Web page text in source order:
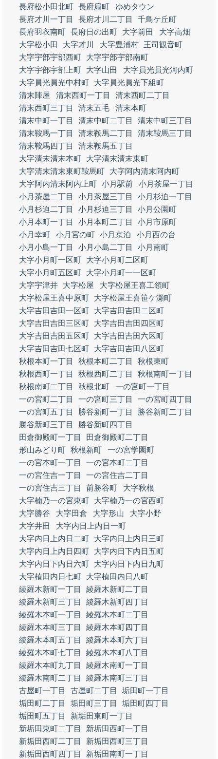
長府松小田北町 長府扇町
ゆめタウン
長府才川一丁目
長府才川二丁目
千鳥ケ丘町
長府羽衣南町 長府日の出町 大字前田
大字高畑
大字松小田
大字才川 大字豊浦村
王司観音町
大字宇部宇部西町
大字宇部宇部南町
大字宇部宇部上町
大字山田
大字員光員光河内町
大字員光員光中村町
大字員光員光下組町
清末陣屋
清末西町一丁目
清末西町二丁目
清末西町三丁目
清末五毛
清末本町
清末中町一丁目
清末中町二丁目
清末中町三丁目
清末鞍馬一丁目
清末鞍馬二丁目
清末鞍馬三丁目
清末鞍馬四丁目
清末鞍馬五丁目
大字清末清末本町
大字清末清末東町
大字清末清末東町鞍馬町
大字阿内清末阿内町
大字阿内清末阿内上町 小月駅前
小月茶屋一丁目
小月茶屋二丁目
小月茶屋三丁目
小月杉迫一丁目
小月杉迫二丁目
小月杉迫三丁目
小月公園町
小月本町一丁目
小月本町二丁目
小月市原町
小月幸町
小月宮の町 小月京泊
小月西の台
小月小島一丁目
小月小島二丁目
小月南町
大字小月町一区町
大字小月町二区町
大字小月町五区町
大字小月町一一区町
大字宇津井
大字松屋
大字松屋王喜工領町
大字松屋王喜中原町
大字松屋王喜笹ケ瀬町
大字吉田吉田一区町
大字吉田吉田二区町
大字吉田吉田三区町
大字吉田吉田四区町
大字吉田吉田五区町
大字吉田吉田六区町
大字吉田吉田七区町
大字吉田吉田八区町
秋根本町一丁目
秋根本町二丁目
秋根東町
秋根西町一丁目
秋根西町二丁目
秋根南町一丁目
秋根南町二丁目
秋根北町
一の宮町一丁目
一の宮町二丁目
一の宮町三丁目
一の宮町四丁目
一の宮町五丁目
勝谷新町一丁目
勝谷新町二丁目
勝谷新町三丁目
勝谷新町四丁目
田倉御殿町一丁目
田倉御殿町二丁目
形山みどり町 秋根新町
一の宮学園町
一の宮本町一丁目
一の宮本町二丁目
一の宮住吉一丁目
一の宮住吉二丁目
一の宮住吉三丁目
前勝谷町
大字秋根
大字楠乃一の宮東町
大字楠乃一の宮西町
大字勝谷
大字田倉 大字形山
大字小野
大字井田
大字内日上内日一町
大字内日上内日二町
大字内日上内日三町
大字内日上内日四町
大字内日下内日五町
大字内日下内日六町
大字内日下内日九町
大字植田内日七町
大字植田内日八町
綾羅木新町一丁目
綾羅木新町二丁目
綾羅木新町三丁目
綾羅木新町四丁目
綾羅木本町一丁目
綾羅木本町二丁目
綾羅木本町三丁目
綾羅木本町四丁目
綾羅木本町五丁目
綾羅木本町六丁目
綾羅木本町七丁目
綾羅木本町八丁目
綾羅木本町九丁目
綾羅木南町一丁目
綾羅木南町二丁目
綾羅木南町三丁目
古屋町一丁目
古屋町二丁目
垢田町一丁目
垢田町二丁目
垢田町三丁目
垢田町四丁目
垢田町五丁目
新垢田東町一丁目
新垢田東町二丁目
新垢田西町一丁目
新垢田西町二丁目
新垢田西町三丁目
新垢田西町四丁目
新垢田南町一丁目